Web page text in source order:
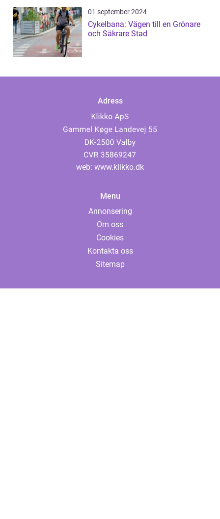
01 september 2024
Cykelbana: Vägen till en Grönare
och Säkrare Stad
Adress
web: www.klikko.dk
Menu
Annonsering
Om oss
Cookies
Kontakta oss
Sitemap